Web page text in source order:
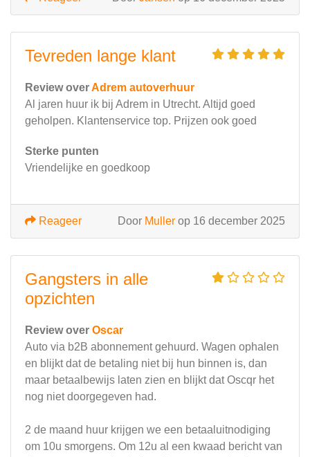
Tevreden lange klant
Review overAdrem autoverhuur
Al jaren huur ik bij Adrem in Utrecht. Altijd goed
geholpen. Klantenservice top. Prijzen ook goed
Sterke punten
Vriendelijke en goedkoop
Door Muller op 16 december 2025
Reageer
Gangsters in alle
opzichten
Review over Oscar
Auto via b2B abonnement gehuurd. Wagen ophalen
en blijkt dat de betaling niet bij hun binnen is, dan
maar betaalbewijs laten zien en blijkt dat Oscqr het
nog niet doorgegeven had.
2 de maand huur krijgen we een betaaluitnodiging
om 10u smorgens. Om 12u al een kwaad bericht van